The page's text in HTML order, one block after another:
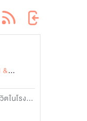
ในโรงเรียน